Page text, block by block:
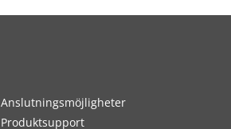
Anslutningsmöjligheter
Produktsupport